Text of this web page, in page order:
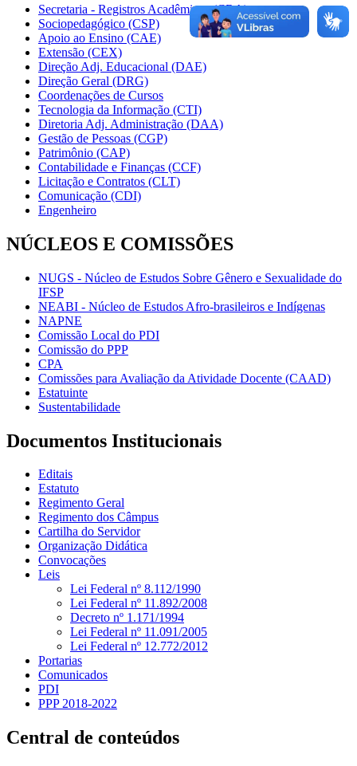
Secretaria - Registros Acadêmicos (CRA)
Sociopedagógico (CSP)
Apoio ao Ensino (CAE)
Extensão (CEX)
Direção Adj. Educacional (DAE)
Direção Geral (DRG)
Coordenações de Cursos
Tecnologia da Informação (CTI)
Diretoria Adj. Administração (DAA)
Gestão de Pessoas (CGP)
Patrimônio (CAP)
Contabilidade e Finanças (CCF)
Licitação e Contratos (CLT)
Comunicação (CDI)
Engenheiro
NÚCLEOS E COMISSÕES
NUGS - Núcleo de Estudos Sobre Gênero e Sexualidade do
IFSP
NEABI - Núcleo de Estudos Afro-brasileiros e Indígenas
NAPNE
Comissão Local do PDI
Comissão do PPP
CPA
Comissões para Avaliação da Atividade Docente (CAAD)
Estatuinte
Sustentabilidade
Documentos Institucionais
Editais
Estatuto
Regimento Geral
Regimento dos Câmpus
Cartilha do Servidor
Organização Didática
Convocações
Leis
Lei Federal nº 8.112/1990
Lei Federal nº 11.892/2008
Decreto nº 1.171/1994
Lei Federal nº 11.091/2005
Lei Federal nº 12.772/2012
Portarias
Comunicados
PDI
PPP 2018-2022
Central de conteúdos